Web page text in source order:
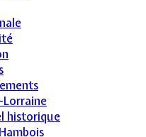
historique